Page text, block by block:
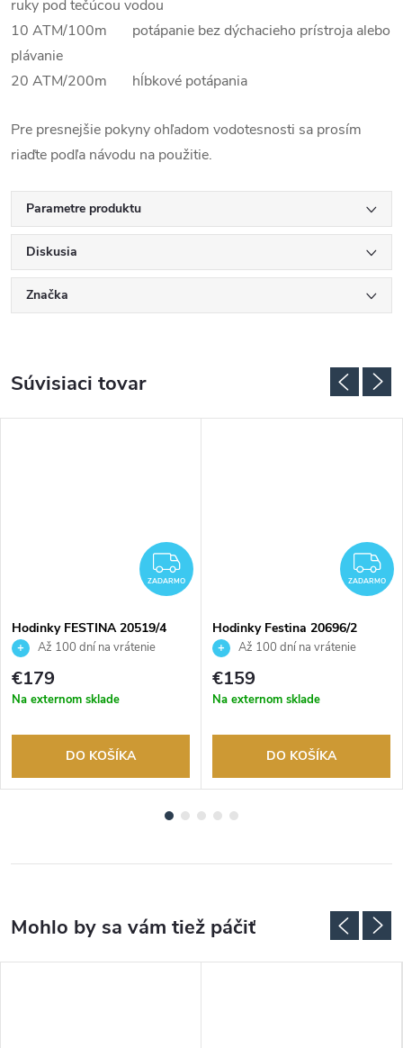
ruky pod tečúcou vodou
10 ATM/100m potápanie bez dýchacieho prístroja alebo
plávanie
20 ATM/200m hĺbkové potápania
Pre presnejšie pokyny ohľadom vodotesnosti sa prosím
riaďte podľa návodu na použitie.
Parametre produktu
Diskusia
Značka
Súvisiaci tovar
ZADARMO
ZADARMO
Hodinky FESTINA 20519/4
Až 100 dní na vrátenie
tovaru. Autorizovaný predajca.
€179
Na externom sklade
DO KOŠÍKA
ZADARMO
Hodinky Festina 20696/2
Až 100 dní na vrátenie
tovaru. Autorizovaný predajca.
€159
Na externom sklade
DO KOŠÍKA